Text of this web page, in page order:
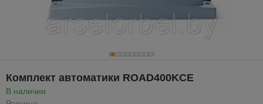
Комплект автоматики ROAD400KCE
В наличии